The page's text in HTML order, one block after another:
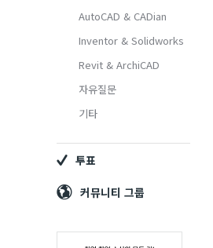
(CAD)
중
심
AutoCAD & CADian
Inventor & Solidworks
Revit & ArchiCAD
자유질문
기타
투표
커뮤니티 그룹